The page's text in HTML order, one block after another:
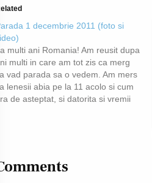
1 decembrie 2011 (foto si
multi ani Romania! Am reusit dupa
multi in care am tot zis ca merg
vad parada sa o vedem. Am mers
lenesii abia pe la 11 acolo si cum
de asteptat, si datorita si vremii